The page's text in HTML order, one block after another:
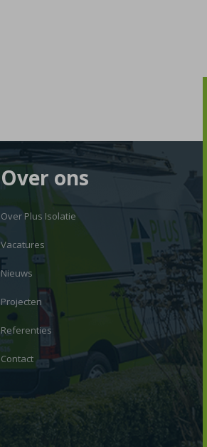
Over ons
Over Plus Isolatie
Vacatures
Nieuws
Projecten
Referenties
Contact